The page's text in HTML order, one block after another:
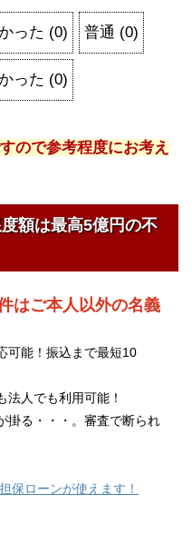
った (0) 普通 (0)
った (0)
ので参考程度にお考え
額は最高5億円の不
はご本人以外の名義
可能！振込まで最短10
人でも利用可能！
掛る・・・。審査で断られ
保ローンが使えます！